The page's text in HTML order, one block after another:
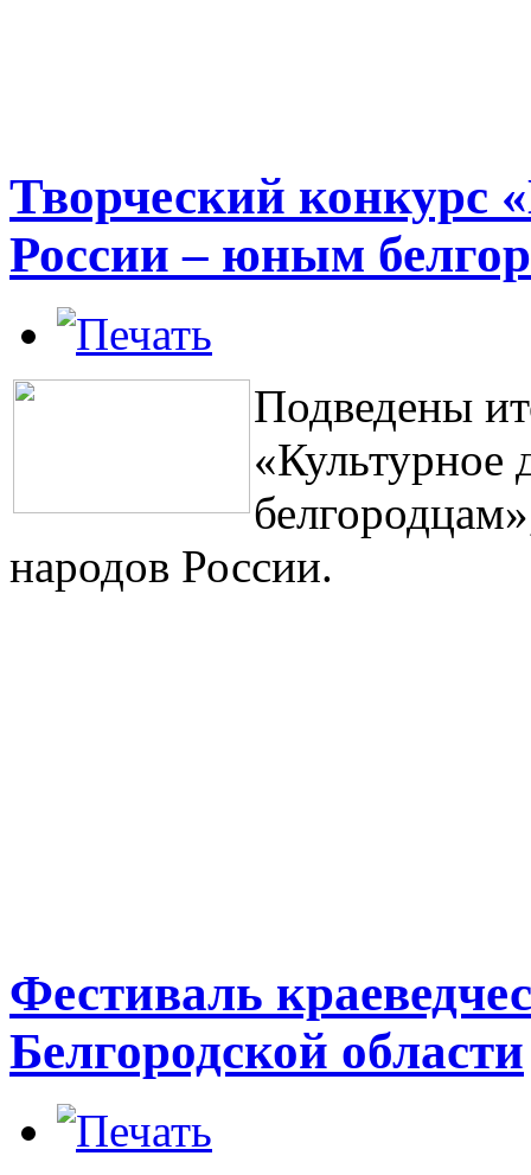
Творческий конкурс
России – юным
Подведены
народов России.
Фестиваль
Белгородской области